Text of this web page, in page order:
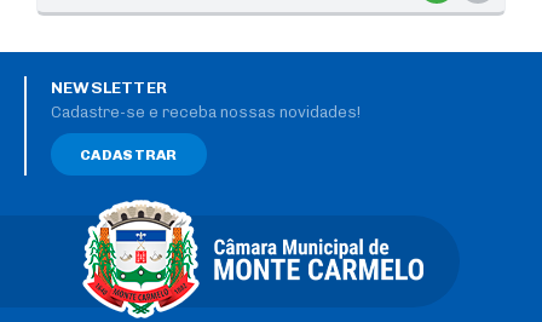
NEWSLETTER
Cadastre-se e receba nossas novidades!
CADASTRAR